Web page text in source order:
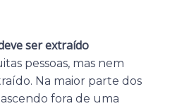
ser extraído
pessoas, mas nem
Na maior parte dos
fora de uma